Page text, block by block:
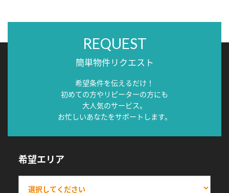
REQUEST
簡単物件リクエスト
希望条件を伝えるだけ！
初めての方やリピーターの方にも
大人気のサービス。
お忙しいあなたをサポートします。
希望エリア